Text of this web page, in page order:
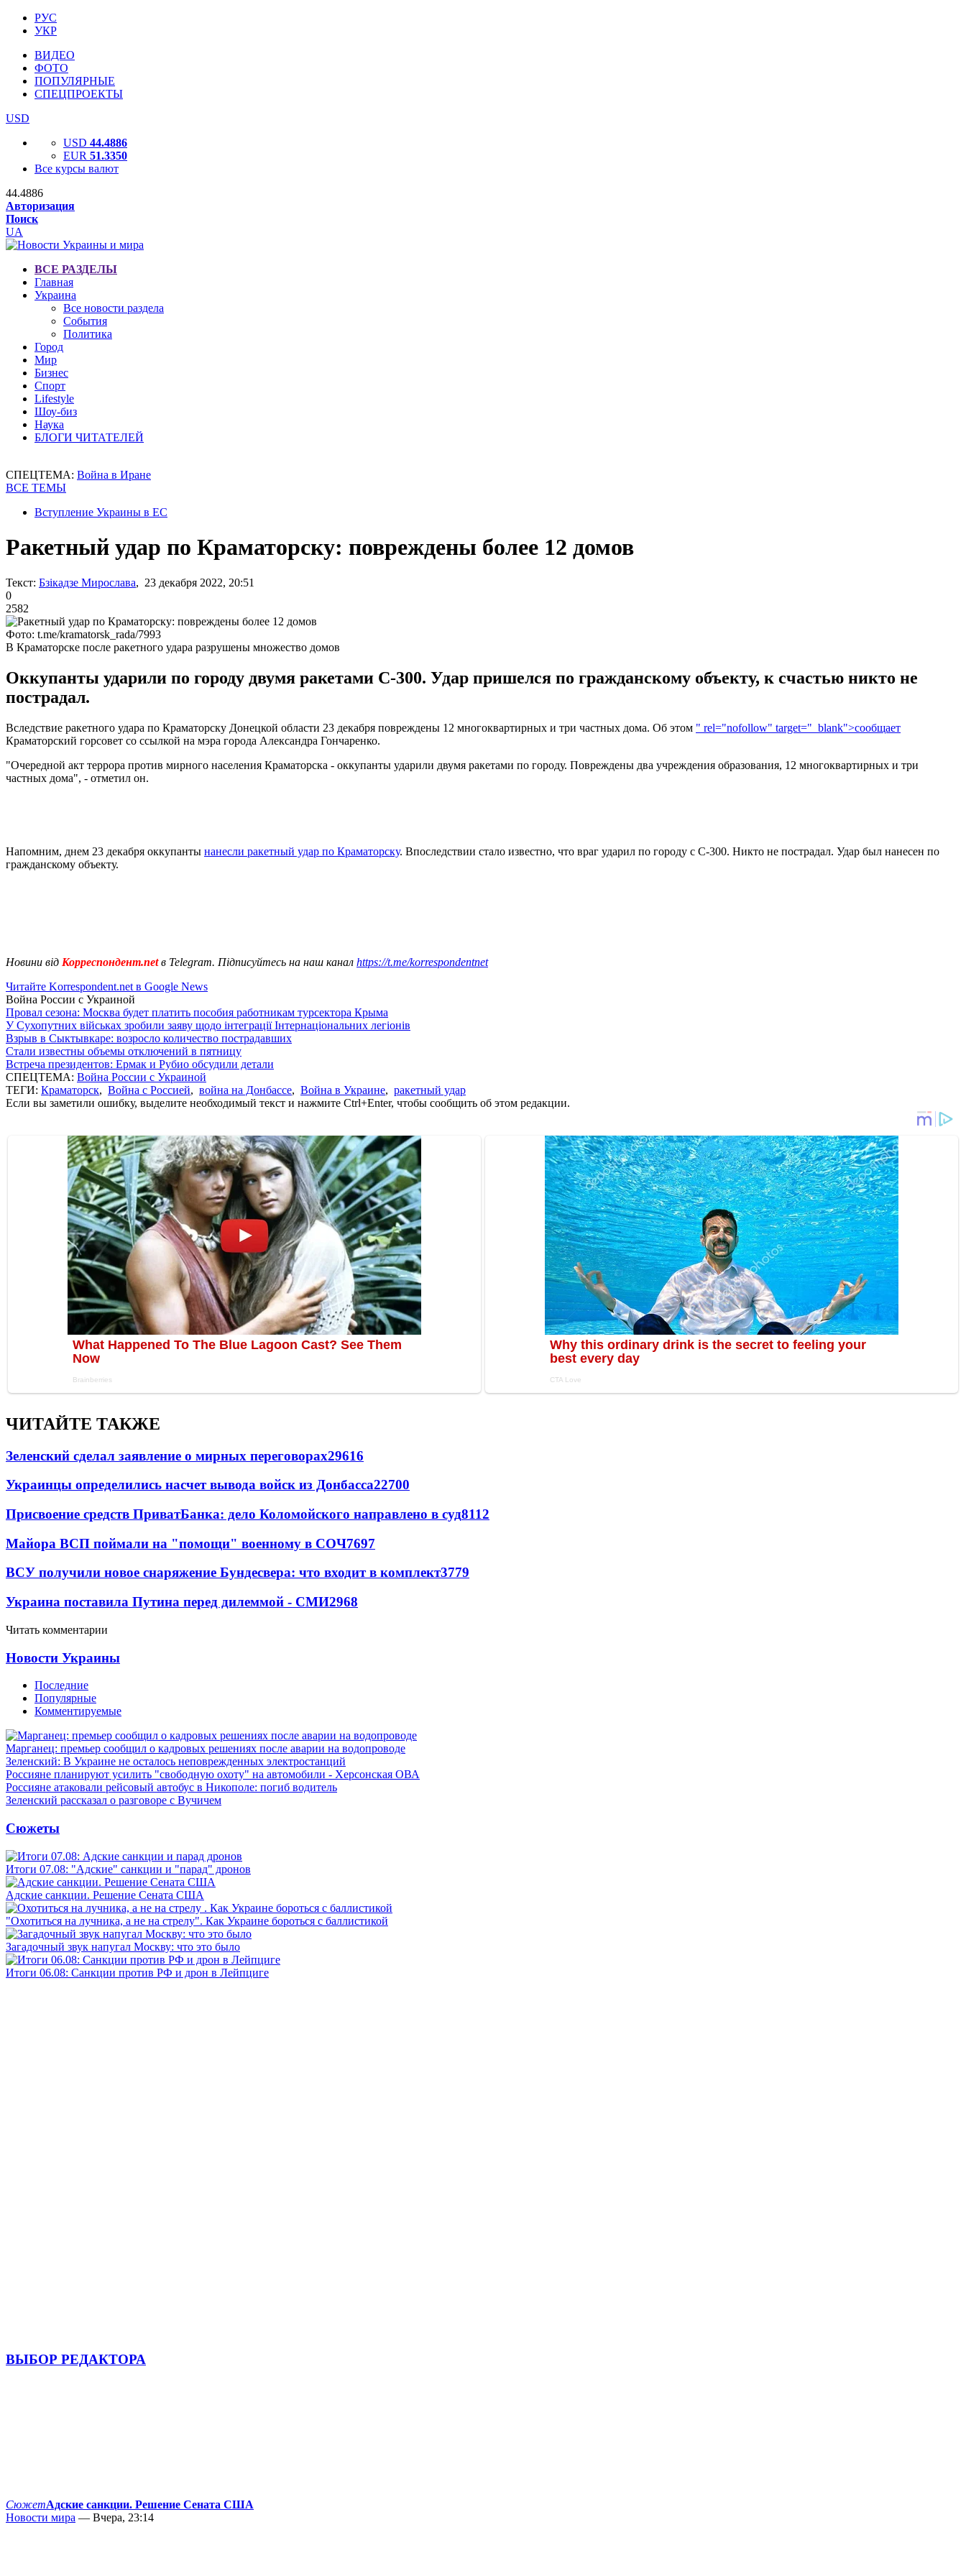
РУС
УКР
ВИДЕО
ФОТО
ПОПУЛЯРНЫЕ
СПЕЦПРОЕКТЫ
USD
USD 44.4886
EUR 51.3350
Все курсы валют
44.4886
Авторизация
Поиск
UA
ВСЕ РАЗДЕЛЫ
Главная
Украина
Все новости раздела
События
Политика
Город
Мир
Бизнес
Спорт
Lifestyle
Шоу-биз
Наука
БЛОГИ ЧИТАТЕЛЕЙ
СПЕЦТЕМА: Война в Иране
ВСЕ ТЕМЫ
Вступление Украины в ЕС
Ракетный удар по Краматорску: повреждены более 12 домов
Текст: Бзікадзе Мирослава, 23 декабря 2022, 20:51
0
2582
Фото: t.me/kramatorsk_rada/7993
В Краматорске после ракетного удара разрушены множество домов
Оккупанты ударили по городу двумя ракетами С-300. Удар пришелся по гражданскому объекту, к счастью никто не
пострадал.
Вследствие ракетного удара по Краматорску Донецкой области 23 декабря повреждены 12 многоквартирных и три частных дома. Об этом " rel="nofollow" target="_blank">сообщает
Краматорский горсовет со ссылкой на мэра города Александра Гончаренко.
"Очередной акт террора против мирного населения Краматорска - оккупанты ударили двумя ракетами по городу. Повреждены два учреждения образования, 12 многоквартирных и три
частных дома", - отметил он.
Напомним, днем 23 декабря оккупанты нанесли ракетный удар по Краматорску. Впоследствии стало известно, что враг ударил по городу с С-300. Никто не пострадал. Удар был нанесен по
гражданскому объекту.
Новини від Корреспондент.netв Telegram. Підписуйтесь на наш канал https://t.me/korrespondentnet
Читайте Korrespondent.net в Google News
Война России с Украиной
Провал сезона: Москва будет платить пособия работникам турсектора Крыма
У Сухопутних військах зробили заяву щодо інтеграції Інтернаціональних легіонів
Взрыв в Сыктывкаре: возросло количество пострадавших
Стали известны объемы отключений в пятницу
Встреча президентов: Ермак и Рубио обсудили детали
СПЕЦТЕМА: Война России с Украиной
ТЕГИ: Краматорск, Война с Россией, война на Донбассе, Война в Украине, ракетный удар
Если вы заметили ошибку, выделите необходимый текст и нажмите Ctrl+Enter, чтобы сообщить об этом редакции.
ЧИТАЙТЕ ТАКЖЕ
Зеленский сделал заявление о мирных переговорах29616
Украинцы определились насчет вывода войск из Донбасса22700
Присвоение средств ПриватБанка: дело Коломойского направлено в суд8112
Майора ВСП поймали на "помощи" военному в СОЧ7697
ВСУ получили новое снаряжение Бундесвера: что входит в комплект3779
Украина поставила Путина перед дилеммой - СМИ2968
Читать комментарии
Новости Украины
Последние
Популярные
Комментируемые
Марганец: премьер сообщил о кадровых решениях после аварии на водопроводе
Зеленский: В Украине не осталось неповрежденных электростанций
Россияне планируют усилить "свободную охоту" на автомобили - Херсонская ОВА
Россияне атаковали рейсовый автобус в Никополе: погиб водитель
Зеленский рассказал о разговоре с Вучичем
Сюжеты
Итоги 07.08: "Адские" санкции и "парад" дронов
Адские санкции. Решение Сената США
"Охотиться на лучника, а не на стрелу". Как Украине бороться с баллистикой
Загадочный звук напугал Москву: что это было
Итоги 06.08: Санкции против РФ и дрон в Лейпциге
ВЫБОР РЕДАКТОРА
СюжетАдские санкции. Решение Сената США
Новости мира — Вчера, 23:14